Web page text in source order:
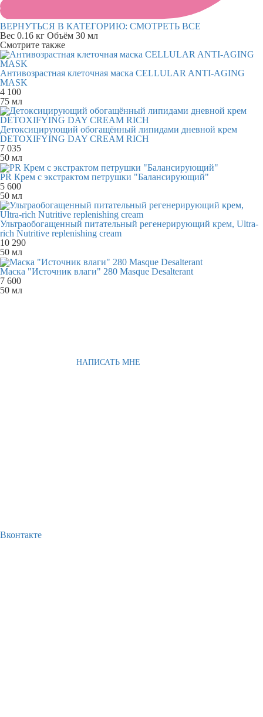
ВЕРНУТЬСЯ В КАТЕГОРИЮ: СМОТРЕТЬ ВСЕ
Вес 0.16 кг Объём 30 мл
Смотрите также
Антивозрастная клеточная маска CELLULAR ANTI-AGING
MASK
4 100
75 мл
Детоксицирующий обогащённый липидами дневной крем
DETOXIFYING DAY CREAM RICH
7 035
50 мл
PR Крем с экстрактом петрушки "Балансирующий"
5 600
50 мл
Ультраобогащенный питательный регенерирующий крем, Ultra-
rich Nutritive replenishing cream
10 290
50 мл
Маска "Источник влаги" 280 Masque Desalterant
7 600
50 мл
НАПИСАТЬ МНЕ
Вконтакте